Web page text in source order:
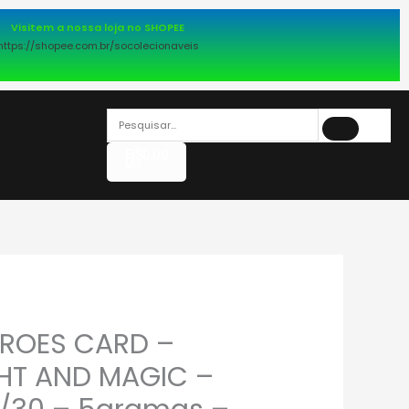
Visitem a nossa loja no SHOPEE
shopee.com.br/socolecionaveis
Pesquisar PESQUISAR
Carrinho
CARD –
AND MAGIC –